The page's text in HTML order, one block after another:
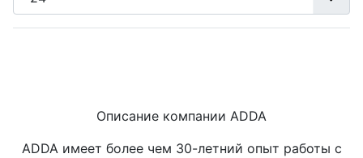
Описание компании ADDA
ADDA имеет более чем 30-летний опыт работы с